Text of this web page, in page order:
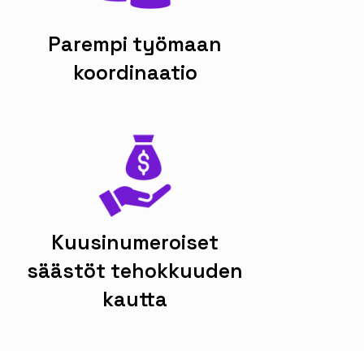
Parempi työmaan
koordinaatio
Kuusinumeroiset
säästöt tehokkuuden
kautta